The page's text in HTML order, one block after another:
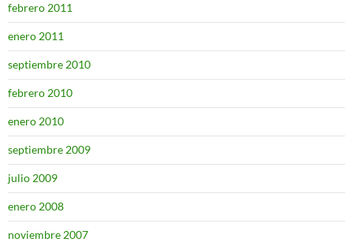
febrero 2011
enero 2011
septiembre 2010
febrero 2010
enero 2010
septiembre 2009
julio 2009
enero 2008
noviembre 2007